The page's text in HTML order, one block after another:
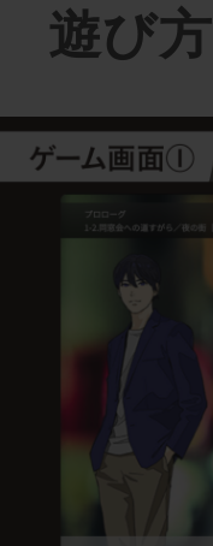
遊び方